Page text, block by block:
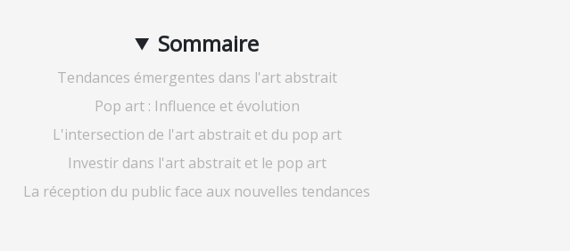
Sommaire
Tendances émergentes dans l'art abstrait
Pop art : Influence et évolution
L'intersection de l'art abstrait et du pop art
Investir dans l'art abstrait et le pop art
La réception du public face aux nouvelles tendances